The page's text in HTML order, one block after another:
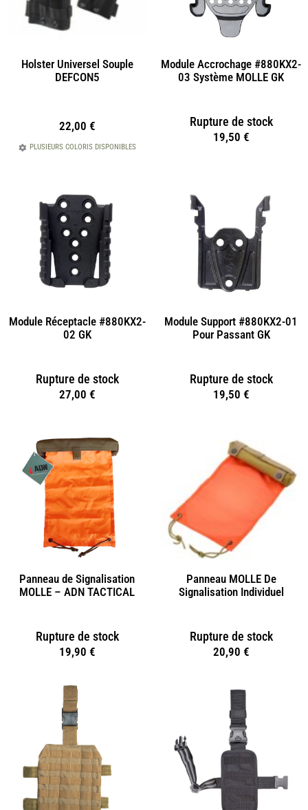
Holster Universel Souple
DEFCON5
22,00 €
PLUSIEURS COLORIS DISPONIBLES
Module Accrochage #880KX2-
03 Système MOLLE GK
Rupture de stock
19,50 €
Module Réceptacle #880KX2-
02 GK
Rupture de stock
27,00 €
Module Support #880KX2-01
Pour Passant GK
Rupture de stock
19,50 €
Panneau de Signalisation
MOLLE – ADN TACTICAL
Rupture de stock
19,90 €
Panneau MOLLE De
Signalisation Individuel
Rupture de stock
20,90 €